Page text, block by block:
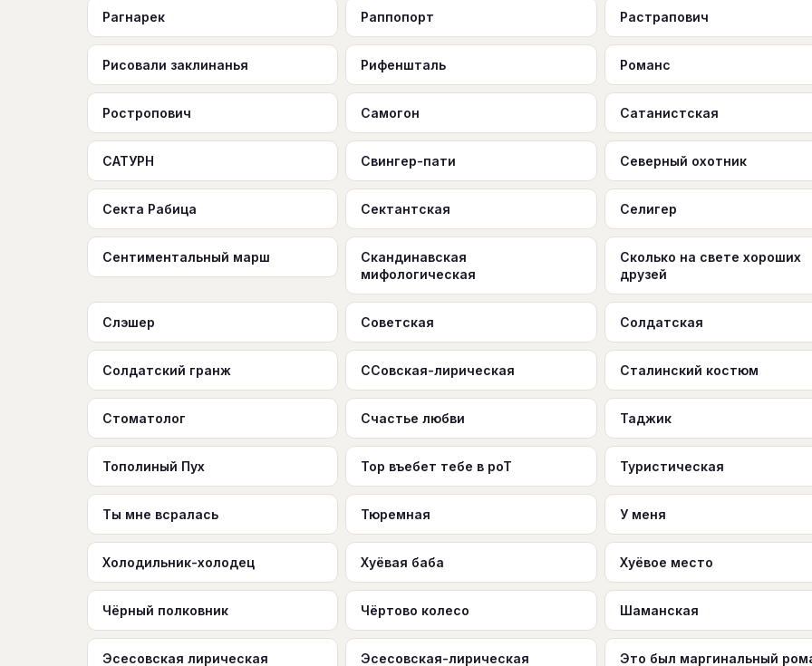
Рагнарек Раппопорт Растрапович
Рисовали заклинанья Рифеншталь Романс
Ростропович Самогон Сатанистская
САТУРН Свингер-пати Северный охотник
Секта Рабица Сектантская Селигер
Сентиментальный марш
Скандинавская
мифологическая
Сколько на свете хороших
друзей
Слэшер Советская Солдатская
Солдатский гранж ССовская-лирическая Сталинский костюм
Стоматолог Счастье любви Таджик
Тополиный Пух Тор въебет тебе в роТ Туристическая
Ты мне всралась Тюремная У меня
Холодильник-холодец Хуёвая баба Хуёвое место
Чёрный полковник Чёртово колесо Шаманская
Эсесовская лирическая Эсесовская-лирическая Это был маргинальный